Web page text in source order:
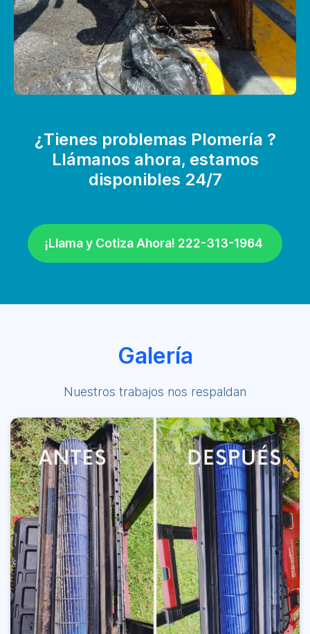
¿Tienes problemas Plomería ?
Llámanos ahora, estamos
disponibles 24/7
¡Llama y Cotiza Ahora! 222-313-1964
Galería
Nuestros trabajos nos respaldan